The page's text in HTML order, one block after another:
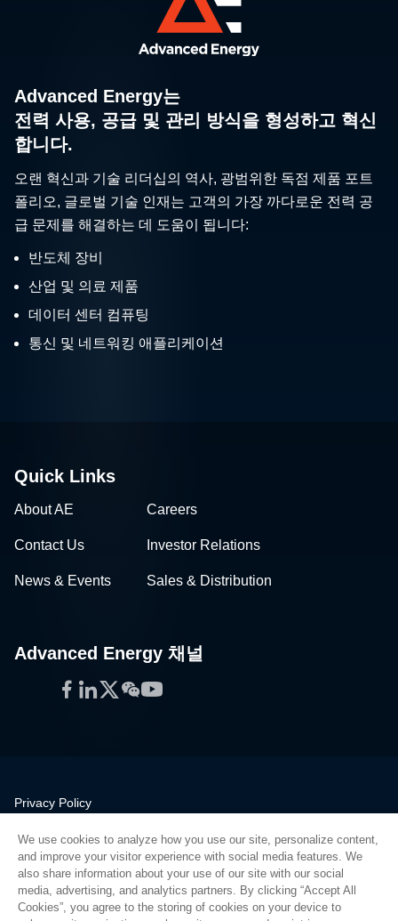
Advanced Energy는
전력 사용, 공급 및 관리 방식을 형성하고 혁신
합니다.
오랜 혁신과 기술 리더십의 역사, 광범위한 독점 제품 포트
폴리오, 글로벌 기술 인재는 고객의 가장 까다로운 전력 공
급 문제를 해결하는 데 도움이 됩니다:
반도체 장비
산업 및 의료 제품
데이터 센터 컴퓨팅
통신 및 네트워킹 애플리케이션
Quick Links
About AE Careers
Contact Us Investor Relations
News & Events Sales & Distribution
Advanced Energy 채널
Facebook
LinkedIn
Twitter
WeChat
YouTube
Privacy Policy
Quality
Sitemap
Supplier Portal
UK Modern Slavery Act
We use cookies to analyze how you use our site, personalize content,
and improve your visitor experience with social media features. We
also share information about your use of our site with our social
media, advertising, and analytics partners. By clicking “Accept All
Cookies”, you agree to the storing of cookies on your device to